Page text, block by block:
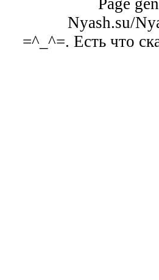
Nyash.su/
=^_^=. Есть что